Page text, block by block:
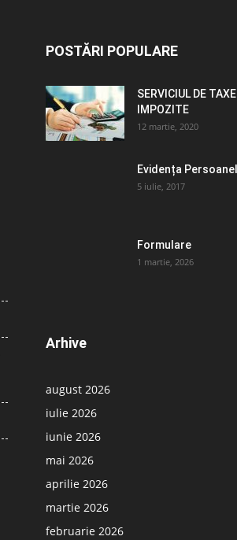
POSTĂRI POPULARE
SERVICIUL DE TAXE
IMPOZITE
12 martie, 2020
Evidența
5 iulie, 2017
Formulare
1 martie, 2026
Arhive
august 2026
iulie 2026
iunie 2026
mai 2026
aprilie 2026
martie 2026
februarie 2026